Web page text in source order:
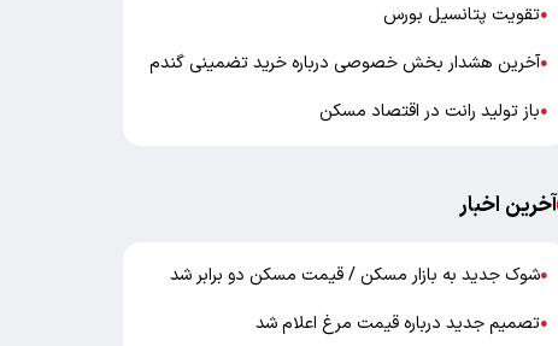
●تقویت پتانسیل بورس
●آخرین هشدار بخش خصوصی درباره خرید تضمینی گندم
●باز تولید رانت در اقتصاد مسکن
آخرین اخبار
●شوک جدید به بازار مسکن / قیمت مسکن دو برابر شد
●تصمیم جدید درباره قیمت مرغ اعلام شد